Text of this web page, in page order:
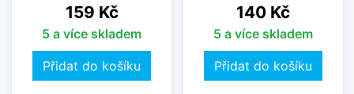
Cena
159 Kč
5 a více skladem
Přidat do košíku
Cena
140 Kč
5 a více skladem
Přidat do košíku